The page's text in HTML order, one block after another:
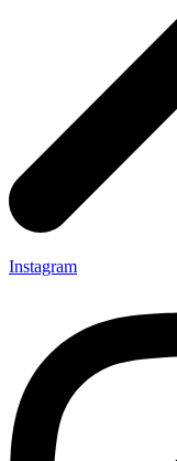
Instagram